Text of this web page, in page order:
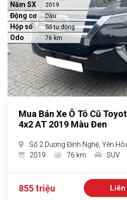
Năm SX 2019
Động cơ Dầu
Hộp số Số tự động
Odo 76 km
Mua Bán Xe Ô Tô Cũ
4x2 AT 2019 Màu Đen
Số 2 Dương Đình Nghệ, Yên
2019
76 km SUV
855 triệu Liên